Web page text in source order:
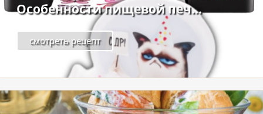
Особенности пищевой печ...
смотреть рецепт